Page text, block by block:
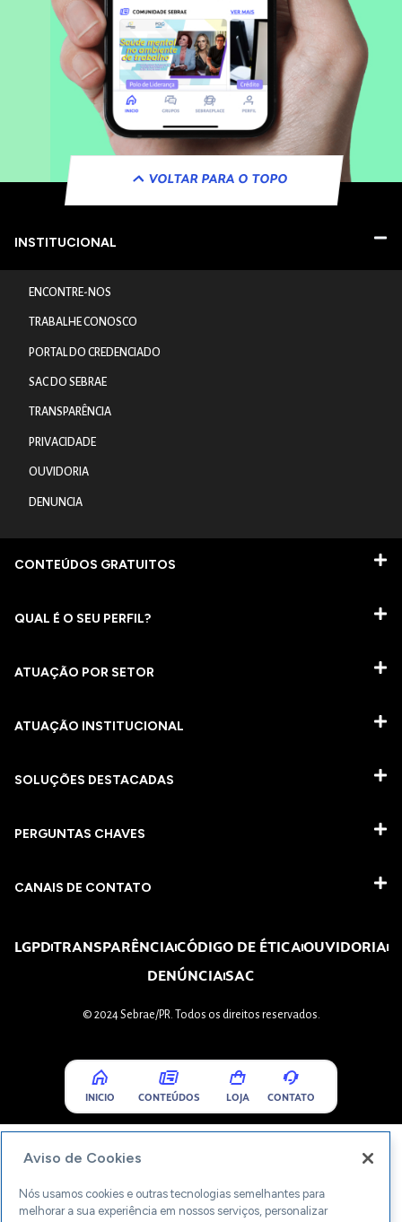
VOLTAR PARA O TOPO
INSTITUCIONAL
ENCONTRE-NOS
TRABALHE CONOSCO
PORTAL DO CREDENCIADO
SAC DO SEBRAE
TRANSPARÊNCIA
PRIVACIDADE
OUVIDORIA
DENUNCIA
CONTEÚDOS GRATUITOS
QUAL É O SEU PERFIL?
ATUAÇÃO POR SETOR
ATUAÇÃO INSTITUCIONAL
SOLUÇÕES DESTACADAS
PERGUNTAS CHAVES​
CANAIS DE CONTATO
LGPDTRANSPARÊNCIACÓDIGO DE ÉTICAOUVIDORIA
DENÚNCIASAC
© 2024 Sebrae/PR. Todos os direitos reservados.
INICIO CONTEÚDOS LOJA CONTATO
Aviso de Cookies
Nós usamos cookies e outras tecnologias semelhantes para
melhorar a sua experiência em nossos serviços, personalizar